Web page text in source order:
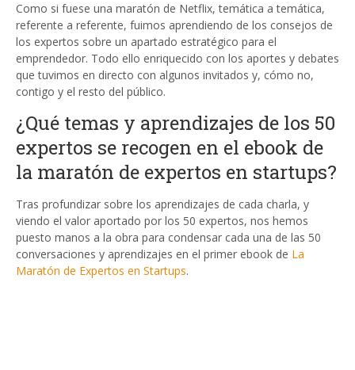
Como si fuese una maratón de Netflix, temática a temática,
referente a referente, fuimos aprendiendo de los consejos de
los expertos sobre un apartado estratégico para el
emprendedor. Todo ello enriquecido con los aportes y debates
que tuvimos en directo con algunos invitados y, cómo no,
contigo y el resto del público.
¿Qué temas y aprendizajes de los 50
expertos se recogen en el ebook de
la maratón de expertos en startups?
Tras profundizar sobre los aprendizajes de cada charla, y
viendo el valor aportado por los 50 expertos, nos hemos
puesto manos a la obra para condensar cada una de las 50
conversaciones y aprendizajes en el primer ebook de La
Maratón de Expertos en Startups.